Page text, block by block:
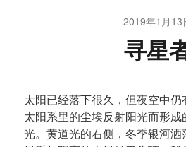
2019年1月13
寻星
太阳已经落下很久，但夜空中
太阳系里的尘埃反射阳光而形
光。黄道光的右侧，冬季银河